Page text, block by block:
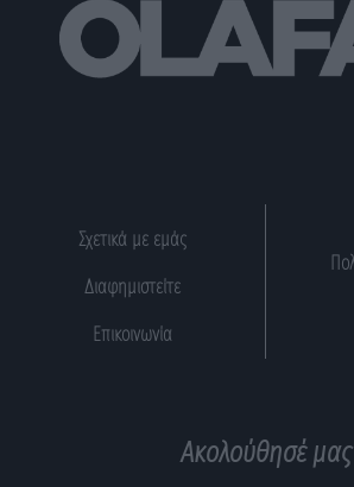
Σχετικά με εμάς
Διαφημιστείτε
Επικοινωνία
Ακολούθησέ μας